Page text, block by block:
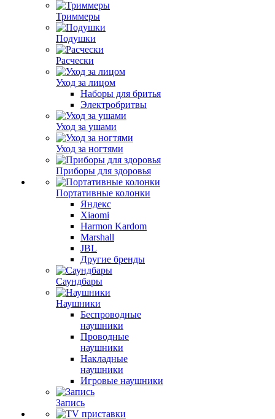
Триммеры
Подушки
Расчески
Уход за лицом
Наборы для бритья
Электробритвы
Уход за ушами
Уход за ногтями
Приборы для здоровья
Портативные колонки
Яндекс
Xiaomi
Harmon Kardom
Marshall
JBL
Другие бренды
Саундбары
Наушники
Беспроводные
наушники
Проводные
наушники
Накладные
наушники
Игровые наушники
Запись